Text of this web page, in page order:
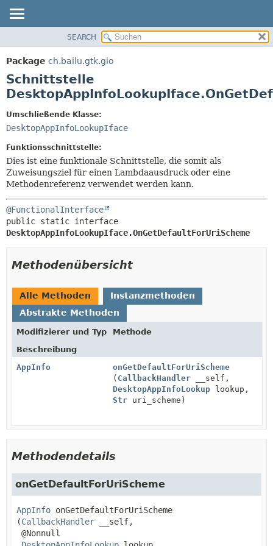
PACKAGE
KLASSE
BAUM
INDEX
METHODE
KONSTRUKTOR
METHODE
SEARCH
Package ch.bailu.gtk.gio
Schnittstelle
Umschließende Klasse:
DesktopAppInfoLookupIface
Funktionsschnittstelle:
Dies ist eine funktionale Schnittstelle, die somit als
Zuweisungsziel für einen Lambdaausdruck oder eine
Methodenreferenz verwendet werden kann.
@FunctionalInterface
DesktopAppInfoLookupIface.OnGetDefaultForUriScheme
Methodenübersicht
Alle Methoden
Instanzmethoden
Abstrakte Methoden
Modifizierer und Typ
Methode
Beschreibung
AppInfo
onGetDefaultForUriScheme
( CallbackHandler __self,
DesktopAppInfoLookup lookup,
Str uri_scheme)
Methodendetails
onGetDefaultForUriScheme
AppInfo onGetDefaultForUriScheme
(CallbackHandler __self,
@Nonnull